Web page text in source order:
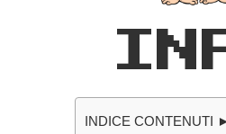
INDICE CONTENUTI